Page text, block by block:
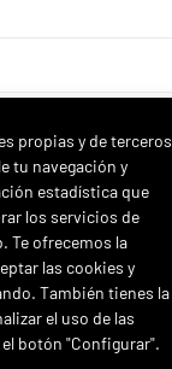
propias y de terceros
tu navegación y
estadística que
los servicios de
Te ofrecemos la
las cookies y
También tienes la
el uso de las
botón "Configurar".